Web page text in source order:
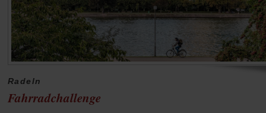
Radeln
Fahrradchallenge